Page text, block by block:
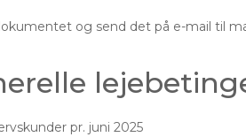
og send det på e-mail til
pr. juni 2025